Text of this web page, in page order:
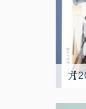
【2026年版】結婚式席次表のおすすめデザイン10選！最新トレンド人気席次表デザインランキングと選び方